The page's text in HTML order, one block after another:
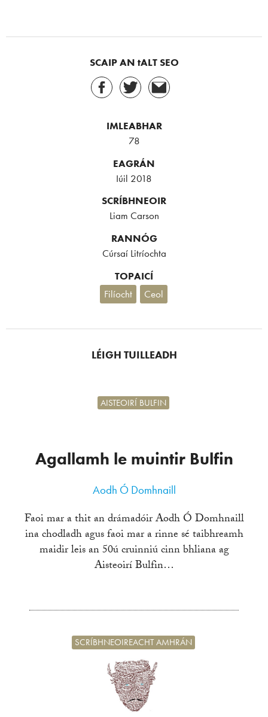
SCAIP AN tALT SEO
IMLEABHAR
78
EAGRÁN
Iúil 2018
SCRÍBHNEOIR
Liam Carson
RANNÓG
Cúrsaí Litríochta
TOPAICÍ
Filíocht
Ceol
LÉIGH TUILLEADH
Agallamh le muintir Bulfin
AISTEOIRÍ BULFIN
Aodh Ó Domhnaill
Faoi mar a thit an drámadóir Aodh Ó Domhnaill
ina chodladh agus faoi mar a rinne sé taibhreamh
maidir leis an 50ú cruinniú cinn bhliana ag
Aisteoirí Bulfin…
SCRÍBHNEOIREACHT AMHRÁN